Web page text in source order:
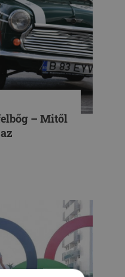
– Mitől